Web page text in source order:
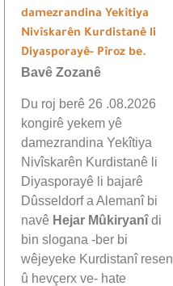
damezrandina Yekîtiya
Nivîskarên Kurdistanê li
Diyasporayê- Pîroz be.
Bavê Zozanê
Du roj berê 26 .08.2026
kongirê yekem yê
damezrandina Yekîtiya
Nivîskarên Kurdistanê li
Diyasporayê li bajarê
Dûsseldorf a Alemanî bi
navê Hejar Mûkiryanîdi
bin slogana -ber bi
wêjeyeke Kurdistanî resen
û hevçerx ve- hate